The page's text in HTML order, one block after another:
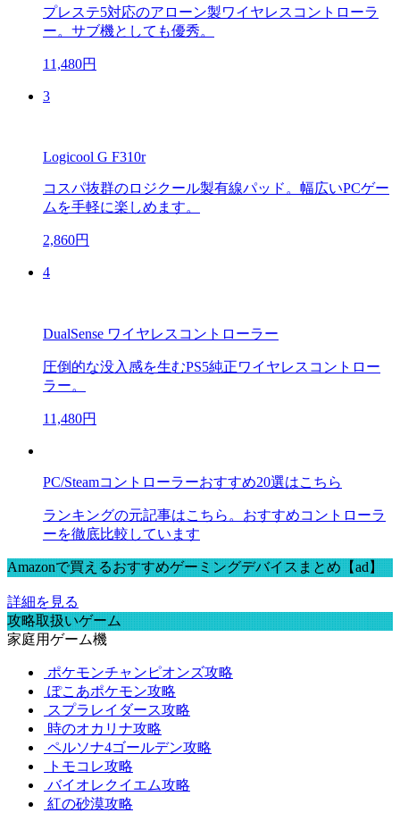
プレステ5対応のアローン製ワイヤレスコントローラ
ー。サブ機としても優秀。
11,480円
3
Logicool G F310r
コスパ抜群のロジクール製有線パッド。幅広いPCゲー
ムを手軽に楽しめます。
2,860円
4
DualSense ワイヤレスコントローラー
圧倒的な没入感を生むPS5純正ワイヤレスコントロー
ラー。
11,480円
PC/Steamコントローラーおすすめ20選はこちら
ランキングの元記事はこちら。おすすめコントローラ
ーを徹底比較しています
Amazonで買えるおすすめゲーミングデバイスまとめ【ad】
詳細を見る
攻略取扱いゲーム
家庭用ゲーム機
ポケモンチャンピオンズ攻略
ぽこあポケモン攻略
スプラレイダース攻略
時のオカリナ攻略
ペルソナ4ゴールデン攻略
トモコレ攻略
バイオレクイエム攻略
紅の砂漠攻略